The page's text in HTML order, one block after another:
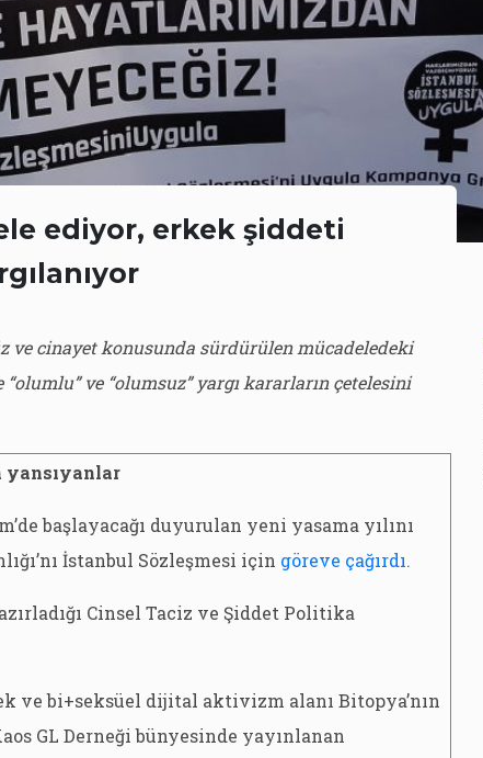
ediyor, erkek şiddeti
ve cinayet konusunda sürdürülen mücadeledeki
ve “olumsuz” yargı kararların çetelesini
yansıyanlar
başlayacağı duyurulan yeni yasama yılını
İstanbul Sözleşmesi için göreve çağırdı.
Cinsel Taciz ve Şiddet Politika
ve bi+seksüel dijital aktivizm alanı Bitopya’nın
GL Derneği bünyesinde yayınlanan